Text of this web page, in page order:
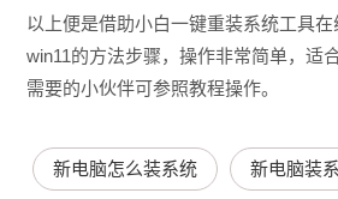
以上便是借助小白一键重装系统工具
win11的方法步骤，操作非常简单，适
需要的小伙伴可参照教程操作。
新电脑怎么装系统 新电脑装